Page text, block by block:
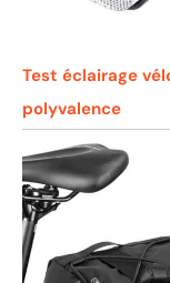
Test éclairage
polyvalence